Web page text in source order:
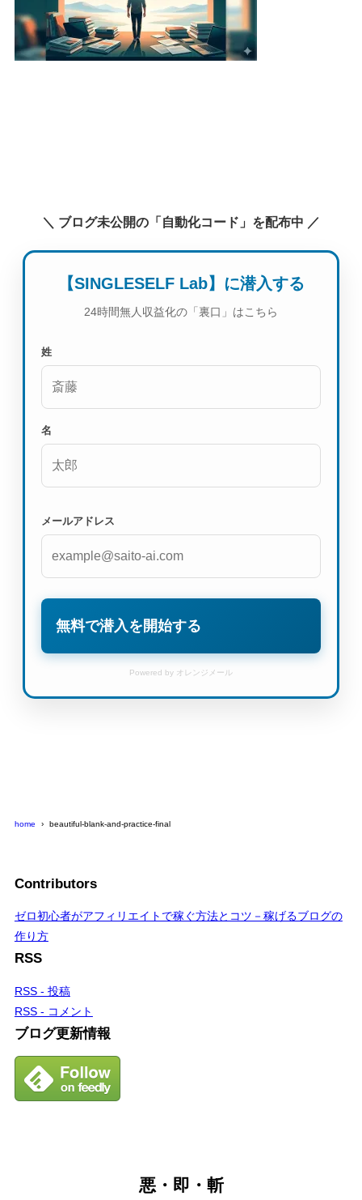
＼ ブログ未公開の「自動化コード」を配布中 ／
【SINGLESELF Lab】に潜入する
24時間無人収益化の「裏口」はこちら
姓
名
メールアドレス
無料で潜入を開始する
Powered by オレンジメール
home beautiful-blank-and-practice-final
Contributors
ゼロ初心者がアフィリエイトで稼ぐ方法とコツ－稼げるブログの
作り方
RSS
RSS - 投稿
RSS - コメント
ブログ更新情報
悪・即・斬